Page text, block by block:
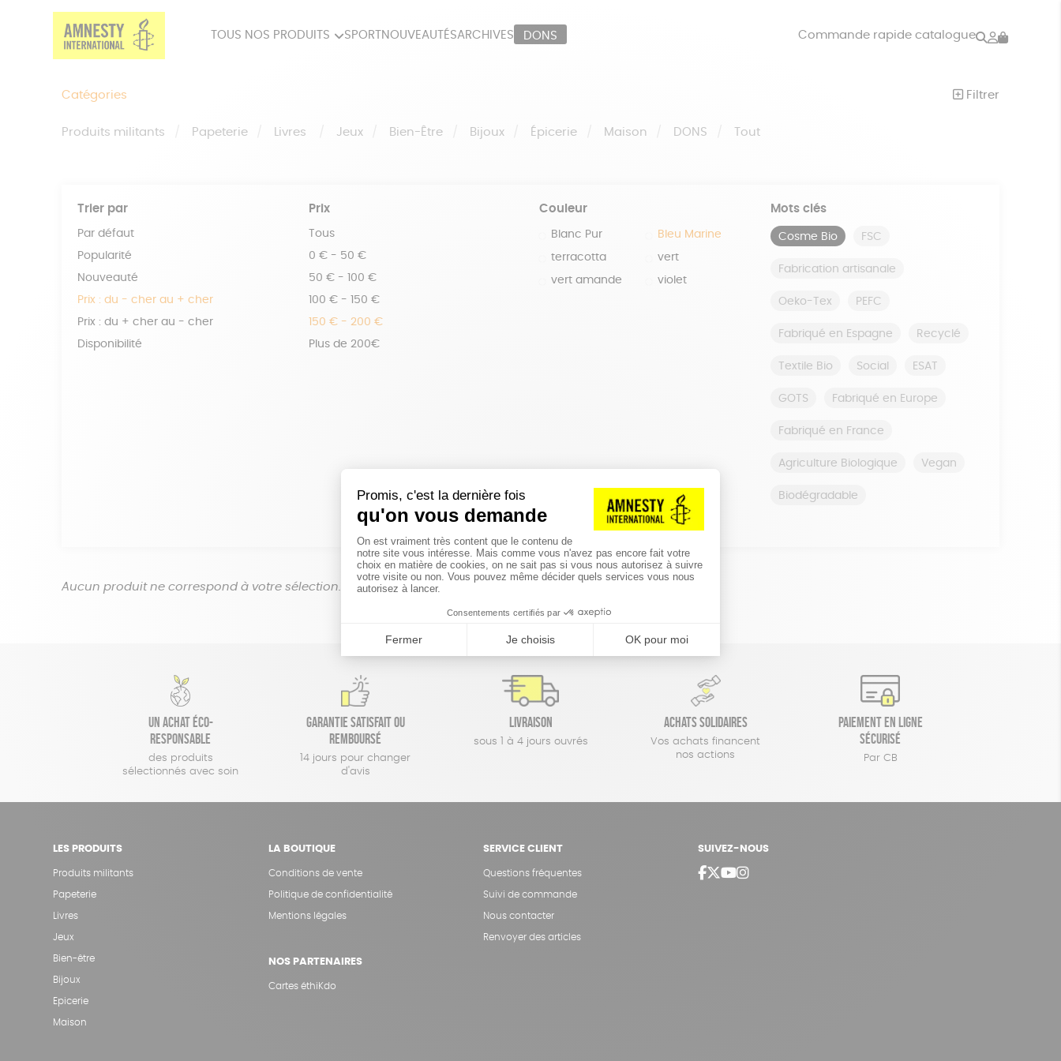
TOUS NOS PRODUITS SPORT NOUVEAUTÉSARCHIVES DONS Commande rapide catalogue Rechercher
Mon
Catégories Filtrer
Produits militants Papeterie Livres Jeux Bien-Être Bijoux Épicerie Maison DONS Tout
Trier par
Par défaut
Popularité
Nouveauté
Prix : du - cher au + cher
Prix : du + cher au - cher
Disponibilité
Prix
Tous
0 € - 50 €
50 € - 100 €
100 € - 150 €
150 € - 200 €
Plus de 200€
Couleur
Blanc Pur Bleu Marine
terracotta vert
vert amande violet
Mots clés
Cosme Bio FSC
Fabrication artisanale
Oeko-Tex PEFC
Fabriqué en Espagne Recyclé
Textile Bio Social ESAT
GOTS Fabriqué en Europe
Fabriqué en France
Agriculture Biologique Vegan
Biodégradable
réinitialiser les filtres
Aucun produit ne correspond à votre sélection.
Un achat éco-
responsable
des produits
sélectionnés avec soin
Garantie satisfait ou
remboursé
14 jours pour changer
d'avis
Livraison
sous 1 à 4 jours ouvrés
Achats solidaires
Vos achats financent
nos actions
Paiement en ligne
sécurisé
Par CB
LES PRODUITS
Produits militants
Papeterie
Livres
Jeux
Bien-être
Bijoux
Epicerie
Maison
LA BOUTIQUE
Conditions de vente
Politique de confidentialité
Mentions légales
NOS PARTENAIRES
Cartes éthiKdo
SERVICE CLIENT
Questions fréquentes
Suivi de commande
Nous contacter
Renvoyer des articles
SUIVEZ-NOUS